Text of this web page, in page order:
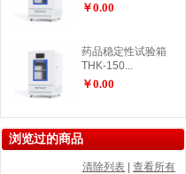
￥0.00
药品稳定性试验箱
THK-150...
￥0.00
浏览过的商品
清除列表 查看所有